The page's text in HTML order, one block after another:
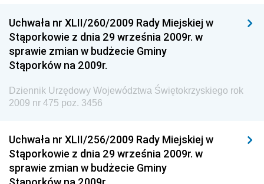
Dziennik Urzędowy Ministra Spraw Zagranicznych
Dziennik Urzędowy Centralnego Biura
Antykorupcyjnego
Wewnętrznego
Dziennik Urzędowy Urzędu Patentowego
Dziennik Urzędowy Generalnej Dyrekcji Dróg
Krajowych i Autostrad
Dziennik Urzędowy Ministra Środowiska
Uchwała nr XLII/260/2009 Rady Miejskiej w
Stąporkowie z dnia 29 września 2009r. w
sprawie zmian w budżecie Gminy
Stąporków na 2009r.
Dziennik Urzędowy Województwa Świętokrzyskiego rok
2009 nr 475 poz. 3456
Uchwała nr XLII/256/2009 Rady Miejskiej w
Stąporkowie z dnia 29 września 2009r. w
sprawie zmian w budżecie Gminy